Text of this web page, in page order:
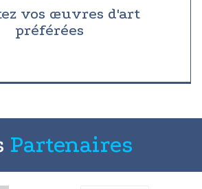
vos œuvres d'art
préférées
Partenaires